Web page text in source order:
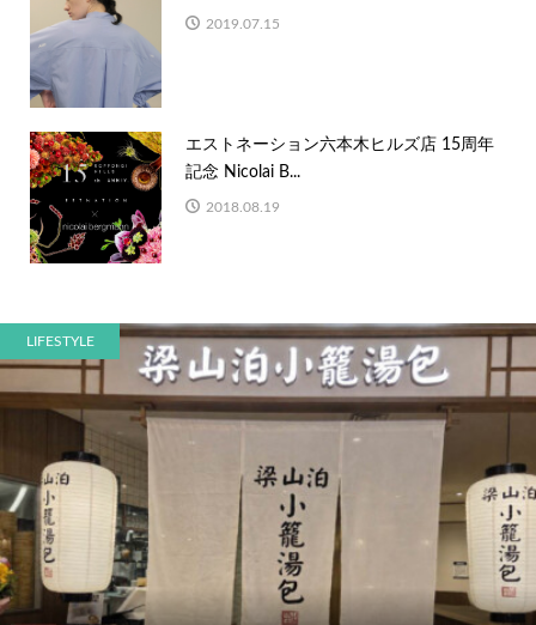
2019.07.15
エストネーション六本木ヒルズ店 15周年
記念 Nicolai B...
2018.08.19
LIFESTYLE